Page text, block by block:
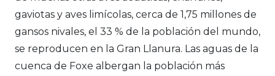
gaviotas y aves limícolas, cerca de 1,75 millones de
gansos nivales, el 33 % de la población del mundo,
se reproducen en la Gran Llanura. Las aguas de la
cuenca de Foxe albergan la población más